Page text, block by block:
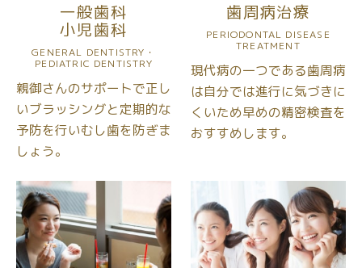
一般歯科
小児歯科
GENERAL DENTISTRY・
PEDIATRIC DENTISTRY
親御さんのサポートで正し
いブラッシングと定期的な
予防を行いむし歯を防ぎま
しょう。
歯周病治療
PERIODONTAL DISEASE
TREATMENT
現代病の一つである歯周病
は自分では進行に気づきに
くいため早めの精密検査を
おすすめします。